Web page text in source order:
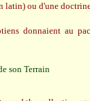
latin) ou d'une
donnaient au